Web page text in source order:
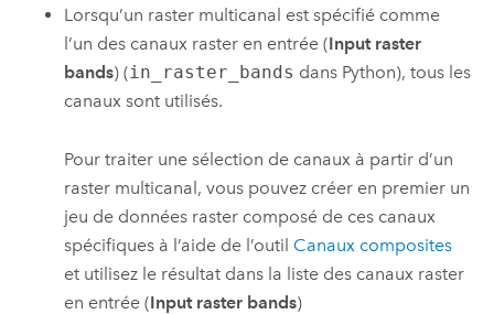
Lorsqu’un raster multicanal est spécifié comme
l’un des canaux raster en entrée (Input raster
bands) (in_raster_bands dans Python), tous les
canaux sont utilisés.
Pour traiter une sélection de canaux à partir d’un
raster multicanal, vous pouvez créer en premier un
jeu de données raster composé de ces canaux
spécifiques à l’aide de l’outil Canaux composites
et utilisez le résultat dans la liste des canaux raster
en entrée (Input raster bands)